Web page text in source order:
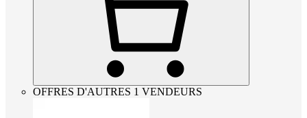
OFFRES D'AUTRES 1 VENDEURS